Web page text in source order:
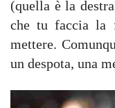
(quella è la
che tu faccia la
mettere.
un despota, una